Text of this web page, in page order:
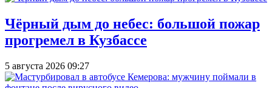
Чёрный дым до небес: большой пожар
прогремел в Кузбассе
5 августа 2026 09:27